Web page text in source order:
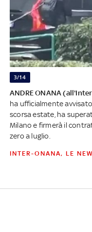
3/14
ANDRE ONANA
ha ufficialmente
scorsa estate, ha
Milano e firmerà il
zero a luglio.
INTER-ONANA, LE